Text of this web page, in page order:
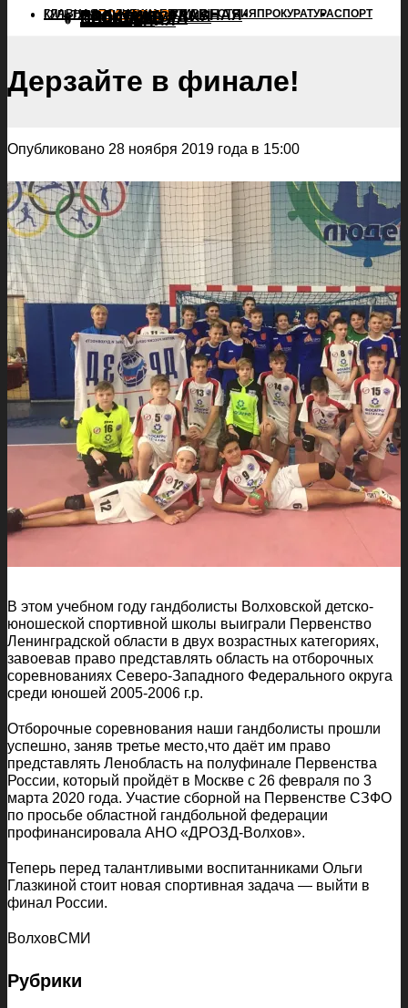
ГЛАВНАЯПОЛИТИКАПРОИСШЕСТВИЯ ПРОКУРАТУРАСПОРТ
КУЛЬТУРАПОСЕЛЕНИЯГЛАВНАЯ
ПОЛИТИКА
ПРОИСШЕСТВИЯ
ПРОКУРАТУРА
СПОРТ
КУЛЬТУРА
ПОСЕЛЕНИЯ
Дерзайте в финале!
Опубликовано 28 ноября 2019 года в 15:00
В этом учебном году гандболисты Волховской детско-
юношеской спортивной школы выиграли Первенство
Ленинградской области в двух возрастных категориях,
завоевав право представлять область на отборочных
соревнованиях Северо-Западного Федерального округа
среди юношей 2005-2006 г.р.
Отборочные соревнования наши гандболисты прошли
успешно, заняв третье место,что даёт им право
представлять Ленобласть на полуфинале Первенства
России, который пройдёт в Москве с 26 февраля по 3
марта 2020 года. Участие сборной на Первенстве СЗФО
по просьбе областной гандбольной федерации
профинансировала АНО «ДРОЗД-Волхов».
Теперь перед талантливыми воспитанниками Ольги
Глазкиной стоит новая спортивная задача — выйти в
финал России.
ВолховСМИ
Рубрики